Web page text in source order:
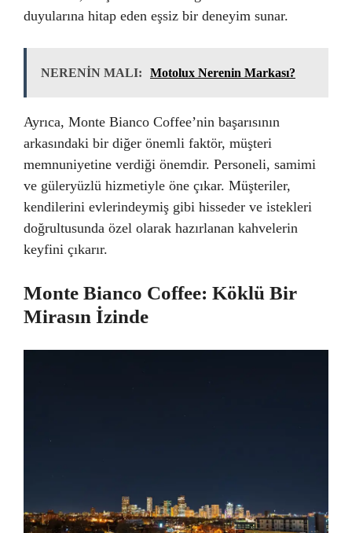
duyularına hitap eden eşsiz bir deneyim sunar.
NERENİN MALI: Motolux Nerenin Markası?
Ayrıca, Monte Bianco Coffee’nin başarısının
arkasındaki bir diğer önemli faktör, müşteri
memnuniyetine verdiği önemdir. Personeli, samimi
ve güleryüzlü hizmetiyle öne çıkar. Müşteriler,
kendilerini evlerindeymiş gibi hisseder ve istekleri
doğrultusunda özel olarak hazırlanan kahvelerin
keyfini çıkarır.
Monte Bianco Coffee: Köklü Bir
Mirasın İzinde